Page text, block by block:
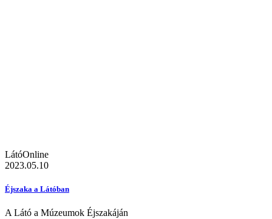
LátóOnline
2023.05.10
Éjszaka a Látóban
A Látó a Múzeumok Éjszakáján